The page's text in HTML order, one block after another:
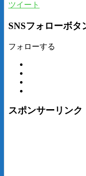
ツイート
SNSフォローボタ
フォローする
スポンサーリンク